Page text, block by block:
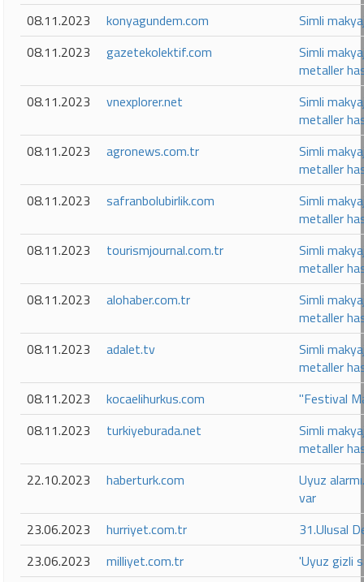
08.11.2023
konyagundem.com
Simli
08.11.2023
gazetekolektif.com
Simli
metaller
08.11.2023
vnexplorer.net
Simli
metaller
08.11.2023
agronews.com.tr
Simli
metaller
08.11.2023
safranbolubirlik.com
Simli
metaller
08.11.2023
tourismjournal.com.tr
Simli
metaller
08.11.2023
alohaber.com.tr
Simli
metaller
08.11.2023
adalet.tv
Simli
metaller
08.11.2023
kocaelihurkus.com
"Festival
08.11.2023
turkiyeburada.net
Simli
metaller
22.10.2023
haberturk.com
Uyuz
var
23.06.2023
hurriyet.com.tr
31.Ulusal
23.06.2023
milliyet.com.tr
'Uyuz gizli